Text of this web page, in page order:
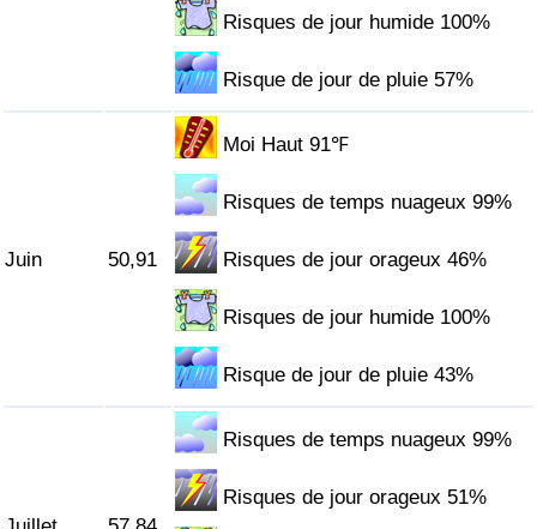
Risques de jour humide 100%
Risque de jour de pluie 57%
Juin 50,91
Moi Haut 91℉
Risques de temps nuageux 99%
Risques de jour orageux 46%
Risques de jour humide 100%
Risque de jour de pluie 43%
Risques de temps nuageux 99%
Risques de jour orageux 51%